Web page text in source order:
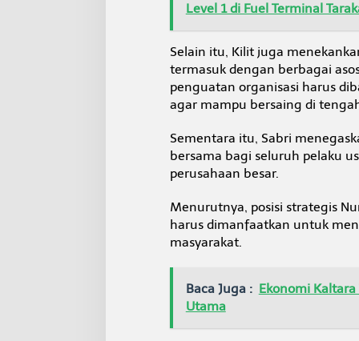
Level 1 di Fuel Terminal
Selain itu, Kilit juga
termasuk dengan berbagai
penguatan organisasi harus
agar mampu bersaing di
Sementara itu, Sabri
bersama bagi seluruh pelaku
perusahaan besar.
Menurutnya, posisi strategis
harus dimanfaatkan untuk
masyarakat.
Baca Juga : Ekonomi
Utama